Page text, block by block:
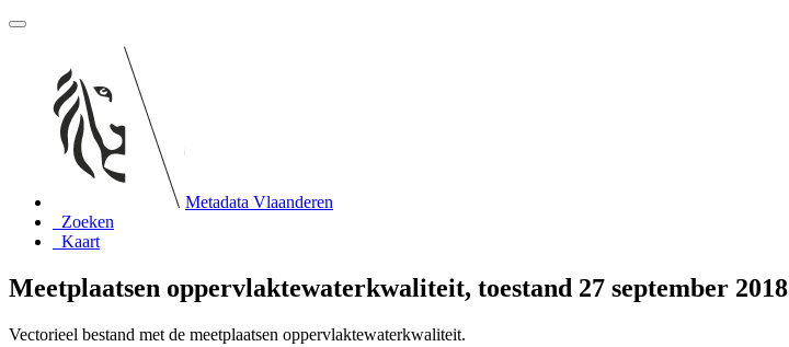
Metadata Vlaanderen
Zoeken
Kaart
Meetplaatsen oppervlaktewaterkwaliteit, toestand 27 september 2018
Vectorieel bestand met de meetplaatsen oppervlaktewaterkwaliteit.